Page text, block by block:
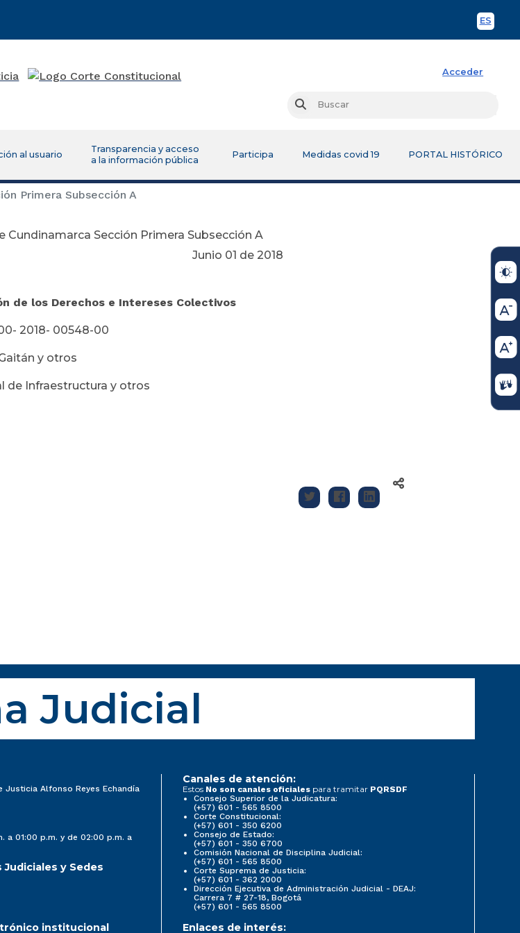
ES
Acceder
Buscar
al usuario
Transparencia y acceso
a la información pública
Participa Medidas covid 19 PORTAL HISTÓRICO
Primera Subsección A
Sección Primera Subsección A
de 2018
de los Derechos e Intereses Colectivos
2018- 00548-00
y otros
de Infraestructura y otros
Judicial
Justicia Alfonso Reyes Echandía
a 01:00 p.m. y de 02:00 p.m. a
Judiciales y Sedes
Canales de atención:
Estos No son canales oficiales para tramitar PQRSDF
Consejo Superior de la Judicatura:
(+57) 601 - 565 8500
Corte Constitucional:
(+57) 601 - 350 6200
Consejo de Estado:
(+57) 601 - 350 6700
Comisión Nacional de Disciplina Judicial:
(+57) 601 - 565 8500
Corte Suprema de Justicia:
(+57) 601 - 362 2000
Dirección Ejecutiva de Administración Judicial - DEAJ:
Carrera 7 # 27-18, Bogotá
(+57) 601 - 565 8500
institucional Enlaces de interés: